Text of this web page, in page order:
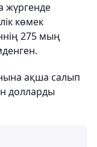
жүргенде
көмек
275 мың
ақша салып
долларды